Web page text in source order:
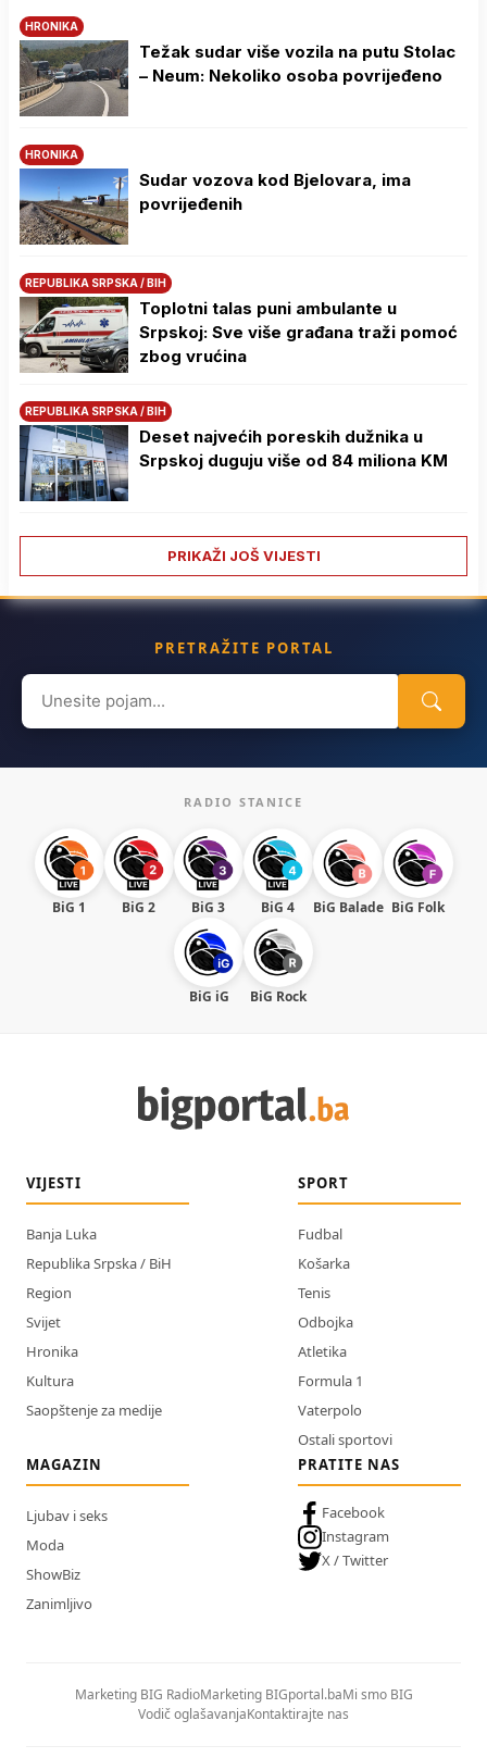
HRONIKA
Težak sudar više vozila na putu Stolac
– Neum: Nekoliko osoba povrijeđeno
HRONIKA
Sudar vozova kod Bjelovara, ima
povrijeđenih
REPUBLIKA SRPSKA / BIH
Toplotni talas puni ambulante u
Srpskoj: Sve više građana traži pomoć
zbog vrućina
REPUBLIKA SRPSKA / BIH
Deset najvećih poreskih dužnika u
Srpskoj duguju više od 84 miliona KM
PRIKAŽI JOŠ VIJESTI
PRETRAŽITE PORTAL
Search
for:
RADIO STANICE
BiG 1 BiG 2 BiG 3 BiG 4 BiG Balade BiG Folk
BiG iG BiG Rock
VIJESTI
Banja Luka
Republika Srpska / BiH
Region
Svijet
Hronika
Kultura
Saopštenje za medije
SPORT
Fudbal
Košarka
Tenis
Odbojka
Atletika
Formula 1
Vaterpolo
Ostali sportovi
MAGAZIN
Ljubav i seks
Moda
ShowBiz
Zanimljivo
PRATITE NAS
Facebook
Instagram
X / Twitter
Marketing BIG RadioMarketing BIGportal.baMi smo BIG
Vodič oglašavanjaKontaktirajte nas